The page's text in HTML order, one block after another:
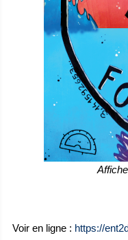
Voir en ligne : https://